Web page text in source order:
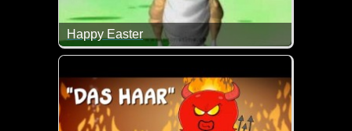
Happy Easter
Tja, so kann es gehen, wenn man so verfressen ist